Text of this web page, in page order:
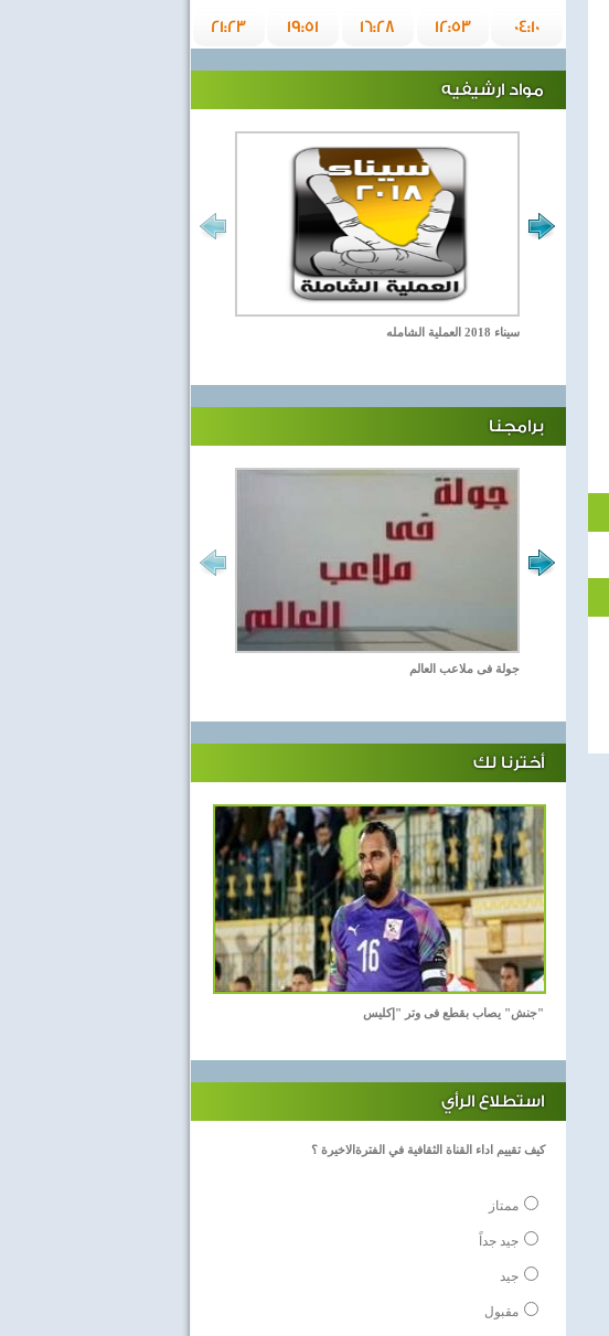
04:10
12:53
16:28
19:51
21:23
مواد ارشيفيه
سيناء 2018 العملية الشامله
برامجنا
جولة فى ملاعب العالم
أخترنا لك
"جنش" يصاب بقطع فى وتر "إكليس
استطلاع الرأي
كيف تقييم اداء القناة الثقافية في الفترةالاخيرة ؟
ممتاز
جيد جداً
جيد
مقبول